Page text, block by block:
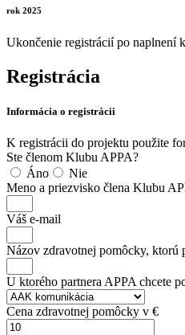
rok 2025
Ukončenie registrácií po naplnení
Registrácia
Informácia o registrácii
K registrácii do projektu použite
Ste členom Klubu APPA?
Áno
Nie
Meno a priezvisko člena Klubu
Váš e-mail
Názov zdravotnej pomôcky, ktorú
U ktorého partnera APPA chcete
Cena zdravotnej pomôcky v €